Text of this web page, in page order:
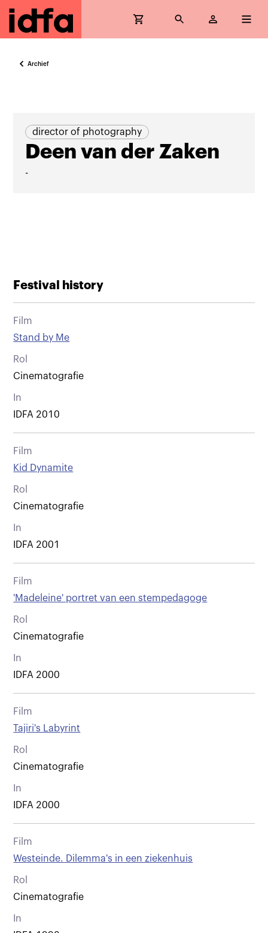
Archief
director of photography
Deen van der Zaken
-
Festival history
Film
Stand by Me
Rol
Cinematografie
In
IDFA 2010
Film
Kid Dynamite
Rol
Cinematografie
In
IDFA 2001
Film
'Madeleine' portret van een stempedagoge
Rol
Cinematografie
In
IDFA 2000
Film
Tajiri's Labyrint
Rol
Cinematografie
In
IDFA 2000
Film
Westeinde. Dilemma's in een ziekenhuis
Rol
Cinematografie
In